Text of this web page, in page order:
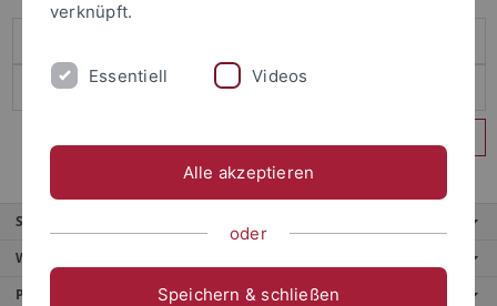
Service
Weitere Angebote
Portale
verknüpft.
Essentiell Videos
Alle akzeptieren
oder
Speichern & schließen